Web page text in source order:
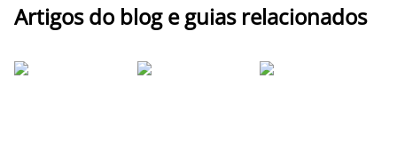
Artigos do blog e guias relacionados